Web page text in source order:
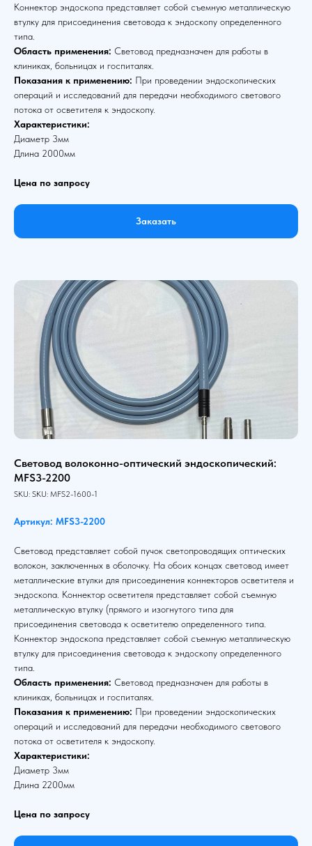
Коннектор эндоскопа представляет собой съемную металлическую
втулку для присоединения световода к эндоскопу определенного
типа.
Область применения: Световод предназначен для работы в
клиниках, больницах и госпиталях.
Показания к применению: При проведении эндоскопических
операций и исследований для передачи необходимого светового
потока от осветителя к эндоскопу.
Характеристики:
Диаметр 3мм
Длина 2000мм
Цена по запросу
Заказать
Световод волоконно-оптический эндоскопический:
MFS3-2200
SKU: SKU: MFS2-1600-1
Артикул: MFS3-2200
Световод представляет собой пучок светопроводящих оптических
волокон, заключенных в оболочку. На обоих концах световод имеет
металлические втулки для присоединения коннекторов осветителя и
эндоскопа. Коннектор осветителя представляет собой съемную
металлическую втулку (прямого и изогнутого типа для
присоединения световода к осветителю определенного типа.
Коннектор эндоскопа представляет собой съемную металлическую
втулку для присоединения световода к эндоскопу определенного
типа.
Область применения: Световод предназначен для работы в
клиниках, больницах и госпиталях.
Показания к применению: При проведении эндоскопических
операций и исследований для передачи необходимого светового
потока от осветителя к эндоскопу.
Характеристики:
Диаметр 3мм
Длина 2200мм
Цена по запросу